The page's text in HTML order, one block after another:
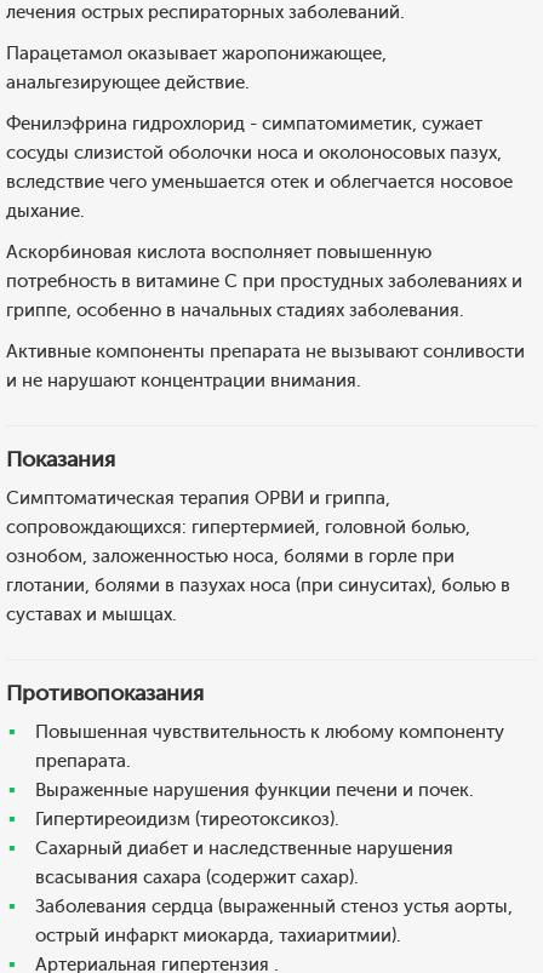
лечения острых респираторных заболеваний.
Парацетамол оказывает жаропонижающее,
анальгезирующее действие.
Фенилэфрина гидрохлорид - симпатомиметик, сужает
сосуды слизистой оболочки носа и околоносовых пазух,
вследствие чего уменьшается отек и облегчается носовое
дыхание.
Аскорбиновая кислота восполняет повышенную
потребность в витамине С при простудных заболеваниях и
гриппе, особенно в начальных стадиях заболевания.
Активные компоненты препарата не вызывают сонливости
и не нарушают концентрации внимания.
Показания
Симптоматическая терапия ОРВИ и гриппа,
сопровождающихся: гипертермией, головной болью,
ознобом, заложенностью носа, болями в горле при
глотании, болями в пазухах носа (при синуситах), болью в
суставах и мышцах.
Противопоказания
Повышенная чувствительность к любому компоненту
препарата.
Выраженные нарушения функции печени и почек.
Гипертиреоидизм (тиреотоксикоз).
Сахарный диабет и наследственные нарушения
всасывания сахара (содержит сахар).
Заболевания сердца (выраженный стеноз устья аорты,
острый инфаркт миокарда, тахиаритмии).
Артериальная гипертензия .